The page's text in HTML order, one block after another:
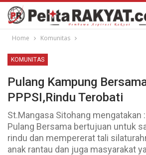
Home Komunitas
KOMUNITAS
Pulang Kampung
PPPSI,Rindu Terobati
St.Mangasa Sitohang mengatakan
Pulang Bersama bertujuan untuk
rindu dan mempererat tali
anak rantau dan juga masyarakat